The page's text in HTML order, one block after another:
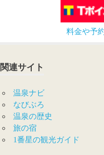
料金や予
関連サイト
温泉ナビ
なびぶろ
温泉の歴史
旅の宿
1番星の観光ガイド